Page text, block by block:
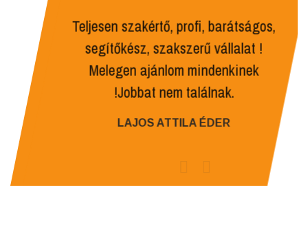
Teljesen szakértő, profi, barátságos,
segítőkész, szakszerű vállalat !
Melegen ajánlom mindenkinek
!Jobbat nem találnak.
LAJOS ATTILA ÉDER